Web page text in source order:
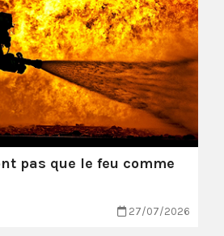
pas que le feu comme
27/07/2026